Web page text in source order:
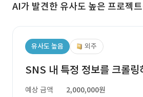
AI가 발견한 유사도 높은 프로젝
유사도 높음 외주
SNS 내 특정 정보를 크롤링
예상 금액
2,000,000원